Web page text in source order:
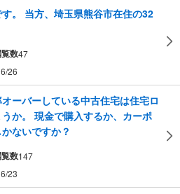
。 当方、埼玉県熊谷市在住の32
数47
26
ーバーしている中古住宅は住宅ロ
か。 現金で購入するか、カーポ
ないですか？
数147
23